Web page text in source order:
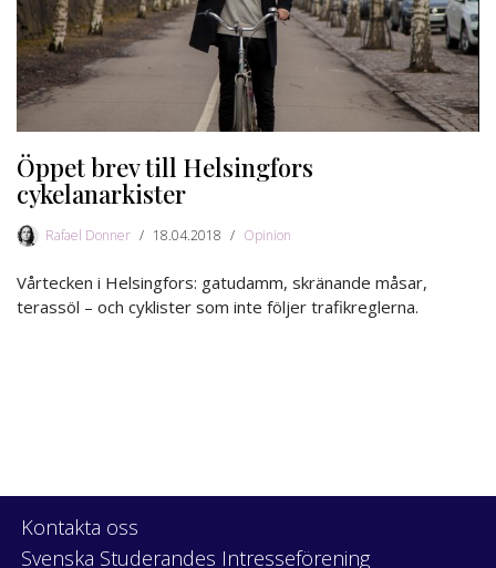
Öppet brev till Helsingfors
cykelanarkister
Rafael Donner 18.04.2018 Opinion
Vårtecken i Helsingfors: gatudamm, skränande måsar,
terassöl – och cyklister som inte följer trafikreglerna.
Kontakta oss
Svenska Studerandes Intresseförening